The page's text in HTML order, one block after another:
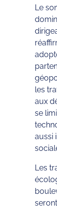
Le
les
aux
se
aussi
Les